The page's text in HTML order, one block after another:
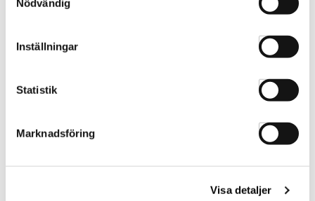
Nödvändig
Inställningar
Statistik
Marknadsföring
Visa detaljer
prisvärd klippsax. Saxen har en bra ergonomisk design.
Materialets kvalitet gör att saxen håller skärpan länge och
klipper alla hårtyper. Saxen har ett fast fingerstöd.
Betyg & kommentarer
Var först med att betygsätta denna produkt.